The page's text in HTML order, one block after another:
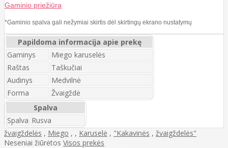
Gaminio priežiūra
*Gaminio spalva gali nežymiai skirtis dėl skirtingų ekrano nustatymų
Papildoma informacija apie prekę
Gaminys
Miego karuselės
Raštas
Taškučiai
Audinys
Medvilnė
Forma
Žvaigždė
Spalva
Spalva Rusva
žvaigždelės , Miego , , Karuselė , "Kakavinės , žvaigždelės"
Neseniai žiūrėtos Visos prekės